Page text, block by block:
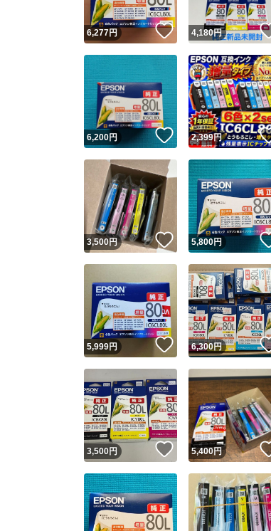
6,277円 いいね！
4,180円
6,200円 いいね！
2,399円
3,500円 いいね！
5,800円
5,999円 いいね！
6,300円
3,500円 いいね！
5,400円